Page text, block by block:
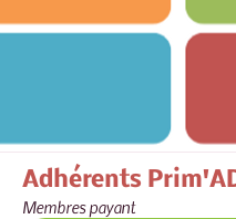
Adhérents
Membres payant